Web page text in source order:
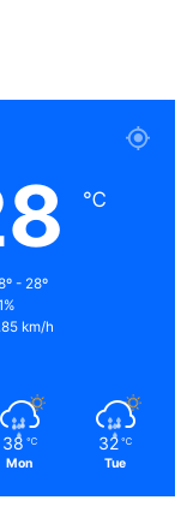
℃
- 28º
km/h
38 ℃
Mon
32 ℃
Tue